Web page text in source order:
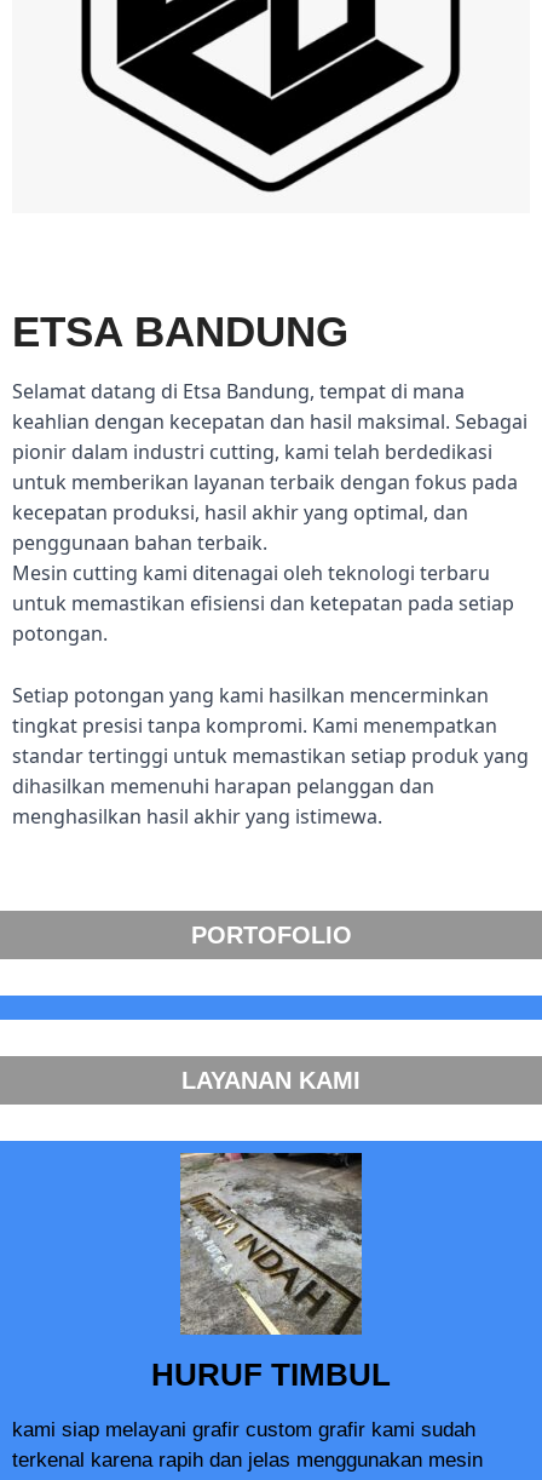
ETSA BANDUNG
Selamat datang di Etsa Bandung, tempat di mana
keahlian dengan kecepatan dan hasil maksimal. Sebagai
pionir dalam industri cutting, kami telah berdedikasi
untuk memberikan layanan terbaik dengan fokus pada
kecepatan produksi, hasil akhir yang optimal, dan
penggunaan bahan terbaik.
Mesin cutting kami ditenagai oleh teknologi terbaru
untuk memastikan efisiensi dan ketepatan pada setiap
potongan.
Setiap potongan yang kami hasilkan mencerminkan
tingkat presisi tanpa kompromi. Kami menempatkan
standar tertinggi untuk memastikan setiap produk yang
dihasilkan memenuhi harapan pelanggan dan
menghasilkan hasil akhir yang istimewa.
PORTOFOLIO
LAYANAN KAMI
HURUF TIMBUL
kami siap melayani grafir custom grafir kami sudah
terkenal karena rapih dan jelas menggunakan mesin